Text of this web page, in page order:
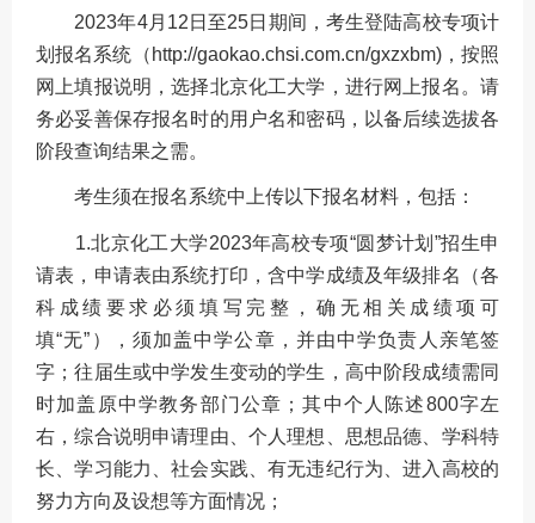
2023年4月12日至25日期间，考生登陆高校专项计
划报名系统（http://gaokao.chsi.com.cn/gxzxbm)，按照
网上填报说明，选择北京化工大学，进行网上报名。请
务必妥善保存报名时的用户名和密码，以备后续选拔各
阶段查询结果之需。
考生须在报名系统中上传以下报名材料，包括：
1.北京化工大学2023年高校专项“圆梦计划”招生申
请表，申请表由系统打印，含中学成绩及年级排名（各
科成绩要求必须填写完整，确无相关成绩项可
填“无”），须加盖中学公章，并由中学负责人亲笔签
字；往届生或中学发生变动的学生，高中阶段成绩需同
时加盖原中学教务部门公章；其中个人陈述800字左
右，综合说明申请理由、个人理想、思想品德、学科特
长、学习能力、社会实践、有无违纪行为、进入高校的
努力方向及设想等方面情况；